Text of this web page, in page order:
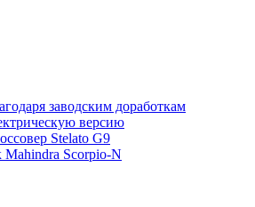
заводским доработкам
версию
Stelato G9
Scorpio-N